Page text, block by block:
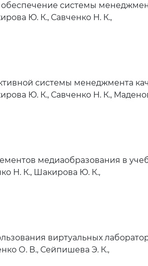
системы
Ю. К., Савченко Н. К.,
системы менеджмента
Ю. К., Савченко Н. К.,
медиаобразования в
Н. К., Шакирова Ю. К.,
виртуальных
О. В., Сейпишева Э. К.,